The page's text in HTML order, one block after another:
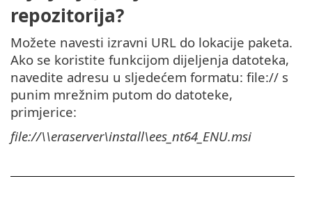
repozitorija?
Možete navesti izravni URL do lokacije paketa.
Ako se koristite funkcijom dijeljenja datoteka,
navedite adresu u sljedećem formatu: file:// s
punim mrežnim putom do datoteke,
primjerice:
file://\\eraserver\install\ees_nt64_ENU.msi